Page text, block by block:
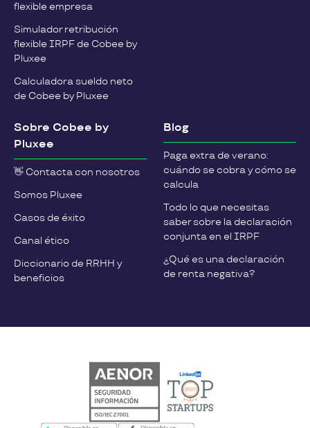
flexible empresa
Simulador retribución
flexible IRPF de Cobee by
Pluxee
Calculadora sueldo neto
de Cobee by Pluxee
Sobre Cobee by
Pluxee
👋 Contacta con nosotros
Somos Pluxee
Casos de éxito
Canal ético
Diccionario de RRHH y
beneficios
Blog
Paga extra de verano:
cuándo se cobra y cómo se
calcula
Todo lo que necesitas
saber sobre la declaración
conjunta en el IRPF
¿Qué es una declaración
de renta negativa?